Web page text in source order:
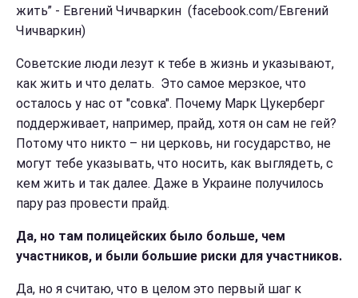
жить” - Евгений Чичваркин (facebook.com/Евгений
Чичваркин)
Советские люди лезут к тебе в жизнь и указывают,
как жить и что делать. Это самое мерзкое, что
осталось у нас от "совка". Почему Марк Цукерберг
поддерживает, например, прайд, хотя он сам не гей?
Потому что никто – ни церковь, ни государство, не
могут тебе указывать, что носить, как выглядеть, с
кем жить и так далее. Даже в Украине получилось
пару раз провести прайд.
Да, но там полицейских было больше, чем
участников, и были большие риски для участников.
Да, но я считаю, что в целом это первый шаг к